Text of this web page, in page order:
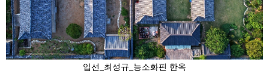
입선_최성규_능소화핀 한옥